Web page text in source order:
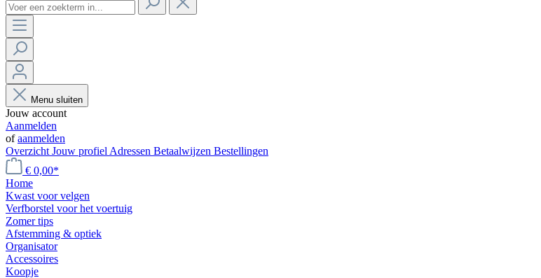
Menu sluiten
Jouw account
Aanmelden
ofaanmelden
Overzicht Jouw profiel Adressen Betaalwijzen Bestellingen
€ 0,00*
Home
Kwast voor velgen
Verfborstel voor het voertuig
Zomer tips
Afstemming & optiek
Organisator
Accessoires
Koopje